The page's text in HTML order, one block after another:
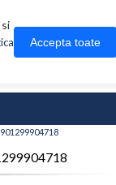
Accepta toate